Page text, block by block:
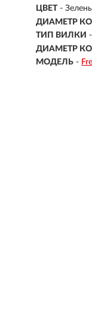
ЦВЕТ -
ДИАМЕТР
ТИП ВИЛКИ
ДИАМЕТР
МОДЕЛЬ -